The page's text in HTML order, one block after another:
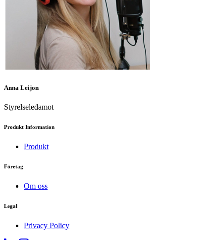
Anna Leijon
Styrelseledamot
Produkt Information
Produkt
Företag
Om oss
Legal
Privacy Policy